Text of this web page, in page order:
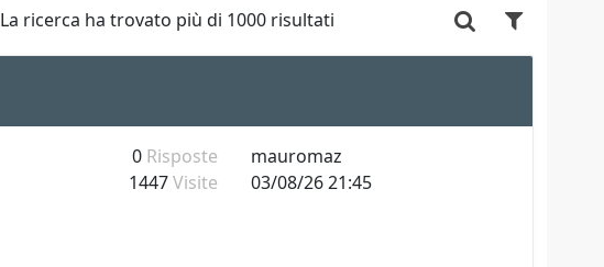
La ricerca ha trovato più di 1000 risultati
0 Risposte
1447Visite
mauromaz
03/08/26 21:45